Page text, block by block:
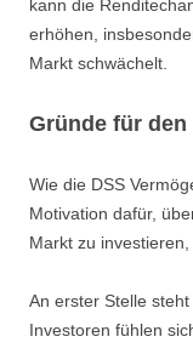
kann die
erhöhen,
Markt schwächelt.
Gründe für den
Wie die DSS
Motivation dafür,
Markt zu
An erster Stelle
Investoren fühlen